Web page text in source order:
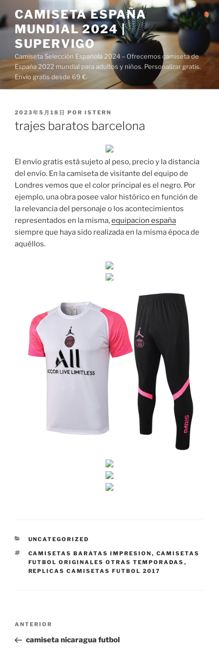
al
contenido
CAMISETA ESPAÑA
MUNDIAL 2024 |
SUPERVIGO
Camiseta Selección Española 2024 – Ofrecemos camiseta de
España 2022 mundial para adultos y niños. Personalizar gratis.
Envío gratis desde 69 €.
PUBLICADO
EL
2023年5月18日 POR ISTERN
trajes baratos barcelona
El envío gratis está sujeto al peso, precio y la distancia
del envío. En la camiseta de visitante del equipo de
Londres vemos que el color principal es el negro. Por
ejemplo, una obra posee valor histórico en función de
la relevancia del personaje o los acontecimientos
representados en la misma,equipacion españa
siempre que haya sido realizada en la misma época de
aquéllos.
CATEGORÍAS
UNCATEGORIZED
ETIQUETAS
CAMISETAS BARATAS IMPRESION , CAMISETAS
FUTBOL ORIGINALES OTRAS TEMPORADAS ,
REPLICAS CAMISETAS FUTBOL 2017
Navegación
entradas
Entrada
anterior:
ANTERIOR
camiseta nicaragua futbol